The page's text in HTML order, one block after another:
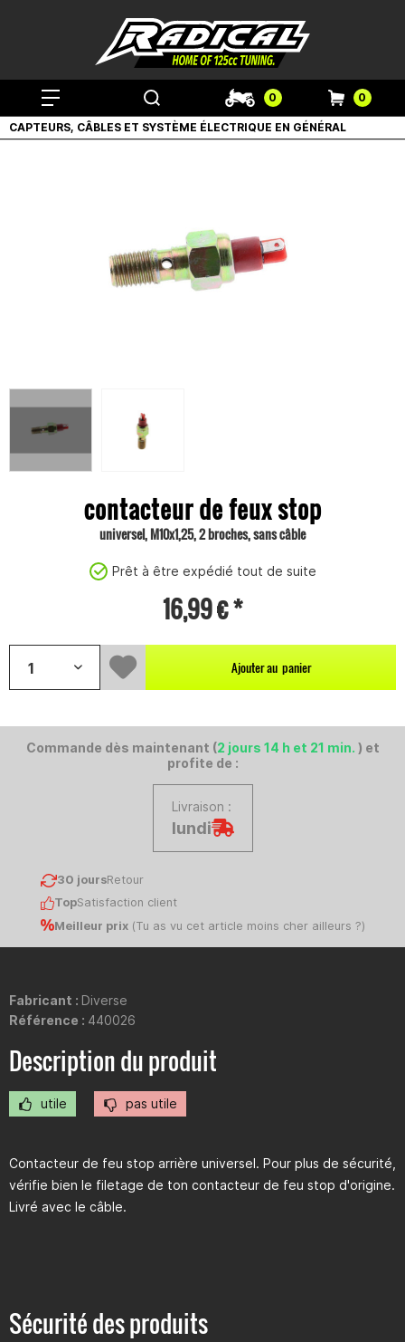
0 0
CAPTEURS, CÂBLES ET SYSTÈME ÉLECTRIQUE EN GÉNÉRAL
contacteur de feux stop
universel, M10x1,25, 2 broches, sans câble
Prêt à être expédié tout de suite
16,99 € *
Ajouter au panier
Commande dès maintenant (2 jours 14 h et 21 min. ) et
profite de :
Livraison :
lundi
30 joursRetour
TopSatisfaction client
Meilleur prix(Tu as vu cet article moins cher ailleurs ?)
Fabricant : Diverse
Référence : 440026
Description du produit
utile pas utile
Contacteur de feu stop arrière universel. Pour plus de sécurité,
vérifie bien le filetage de ton contacteur de feu stop d'origine.
Livré avec le câble.
Sécurité des produits